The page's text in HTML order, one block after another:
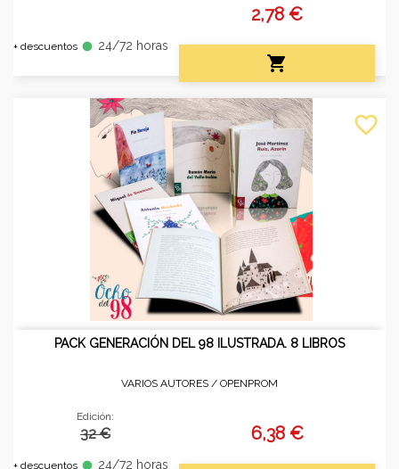
+ descuentos fiber_manual_record 24/72 horas
2,78 €

PACK GENERACIÓN DEL 98 ILUSTRADA. 8 LIBROS
VARIOS AUTORES / OPENPROM
Edición:
32 €
+ descuentos fiber_manual_record 24/72 horas
6,38 €
favorite_border